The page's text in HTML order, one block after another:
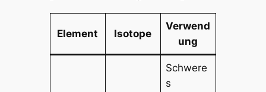
Element Isotope
Verwend
ung
Schwere
s